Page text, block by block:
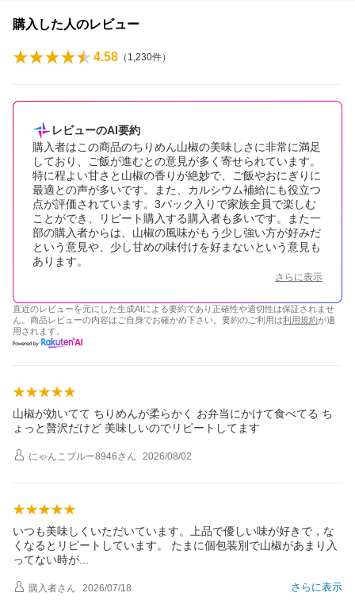
購入した人のレビュー
4.58 （ 1,230件）
レビューのAI要約
購入者はこの商品のちりめん山椒の美味しさに非常に満足
しており、ご飯が進むとの意見が多く寄せられています。
特に程よい甘さと山椒の香りが絶妙で、ご飯やおにぎりに
最適との声が多いです。また、カルシウム補給にも役立つ
点が評価されています。3パック入りで家族全員で楽しむ
ことができ、リピート購入する購入者も多いです。また一
部の購入者からは、山椒の風味がもう少し強い方が好みだ
という意見や、少し甘めの味付けを好まないという意見も
あります。
さらに表示
直近のレビューを元にした生成AIによる要約であり正確性や適切性は保証されませ
ん。商品レビューの内容はご自身でお確かめ下さい。要約のご利用は利用規約が適
用されます。
山椒が効いてて ちりめんが柔らかく お弁当にかけて食べてる ち
ょっと贅沢だけど 美味しいのでリピートしてます
にゃんこブルー8946さん 2026/08/02
いつも美味しくいただいています。上品で優しい味が好きで，な
くなるとリピートしています。 たまに個包装別で山椒があまり入
ってない時が
さらに表示
購入者さん 2026/07/18